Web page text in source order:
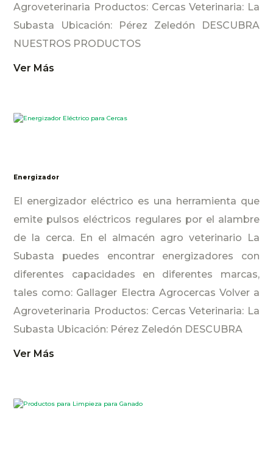
Agroveterinaria Productos: Cercas Veterinaria: La
Subasta Ubicación: Pérez Zeledón DESCUBRA
NUESTROS PRODUCTOS
Ver Más
Energizador
El energizador eléctrico es una herramienta que
emite pulsos eléctricos regulares por el alambre
de la cerca. En el almacén agro veterinario La
Subasta puedes encontrar energizadores con
diferentes capacidades en diferentes marcas,
tales como: Gallager Electra Agrocercas Volver a
Agroveterinaria Productos: Cercas Veterinaria: La
Subasta Ubicación: Pérez Zeledón DESCUBRA
Ver Más